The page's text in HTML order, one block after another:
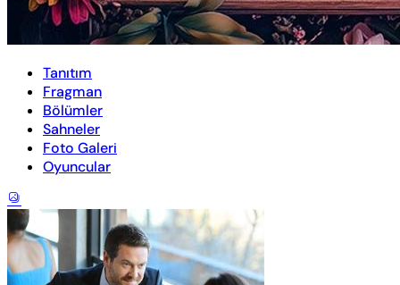
Tanıtım
Fragman
Bölümler
Sahneler
Foto Galeri
Oyuncular